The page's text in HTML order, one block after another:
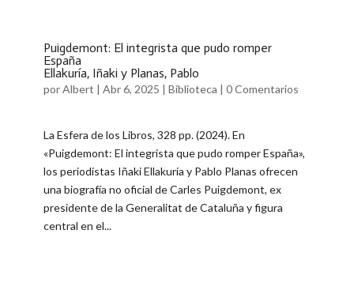
Puigdemont: El integrista que pudo romper
España
Ellakuría, Iñaki y Planas, Pablo
porAlbert | Abr 6, 2025 | Biblioteca | 0 Comentarios
La Esfera de los Libros, 328 pp. (2024). En
«Puigdemont: El integrista que pudo romper España»,
los periodistas Iñaki Ellakuría y Pablo Planas ofrecen
una biografía no oficial de Carles Puigdemont, ex
presidente de la Generalitat de Cataluña y figura
central en el...